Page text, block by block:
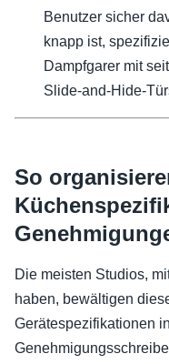
Benutzer sicher
knapp ist,
Dampfgarer mit
Slide-and-Hide-
So
Die meisten Studios,
haben, bewältigen
Gerätespezifikationen